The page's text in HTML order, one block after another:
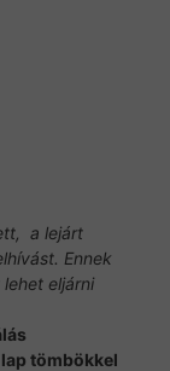
a lejárt
Ennek
eljárni
tömbökkel